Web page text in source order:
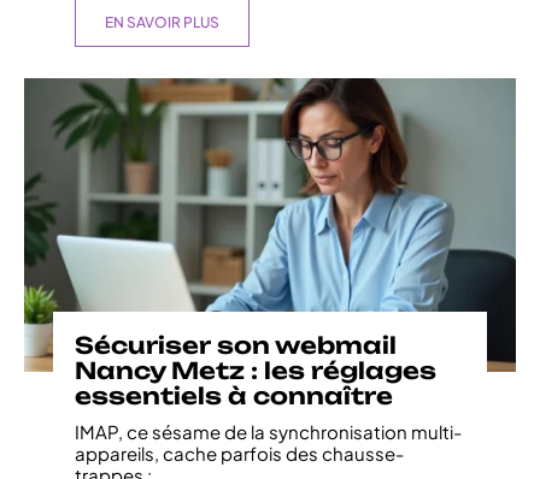
EN SAVOIR PLUS
Sécuriser son webmail
Nancy Metz : les réglages
essentiels à connaître
IMAP, ce sésame de la synchronisation multi-
appareils, cache parfois des chausse-